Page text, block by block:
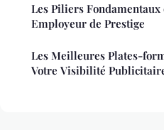
Les Piliers
Employeur de Prestige
Les Meilleures Plates-
Votre Visibilité